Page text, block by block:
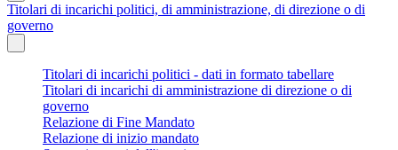
Titolari di incarichi politici, di amministrazione, di direzione o di
governo
Titolari di incarichi politici - dati in formato tabellare
Titolari di incarichi di amministrazione di direzione o di
governo
Relazione di Fine Mandato
Relazione di inizio mandato